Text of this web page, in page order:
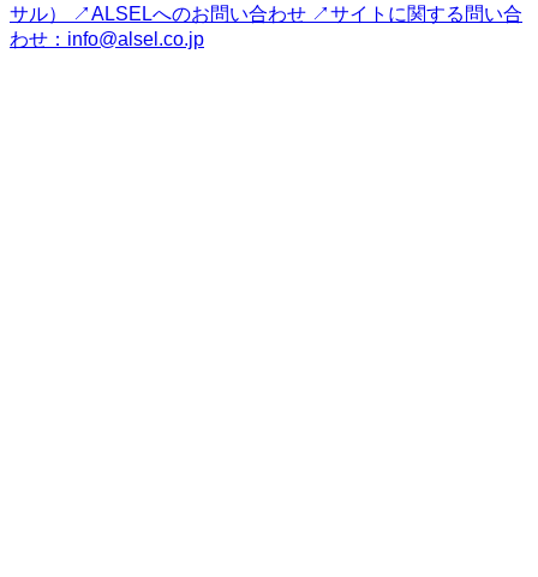
サル） ↗ALSELへのお問い合わせ ↗サイトに関する問い合
わせ：info@alsel.co.jp